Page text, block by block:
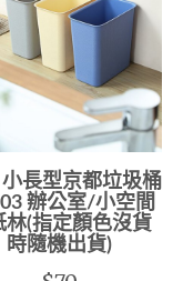
長型京都垃圾桶
辦公室/小空間
林(指定顏色沒貨
時隨機出貨)